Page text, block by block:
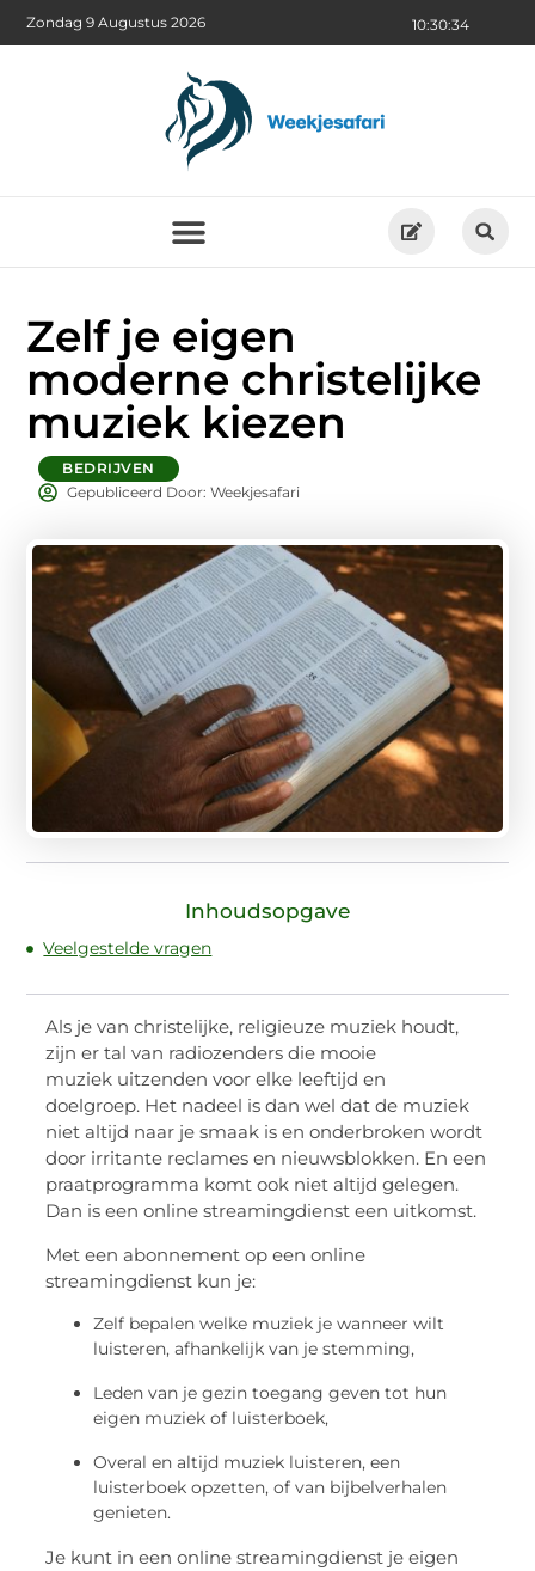
10:30:36
Zondag 9 Augustus 2026
Zelf je eigen
moderne christelijke
muziek kiezen
BEDRIJVEN
Gepubliceerd Door: Weekjesafari
Inhoudsopgave
Veelgestelde vragen
Als je van christelijke, religieuze muziek houdt,
zijn er tal van radiozenders die mooie
muziek uitzenden voor elke leeftijd en
doelgroep. Het nadeel is dan wel dat de muziek
niet altijd naar je smaak is en onderbroken wordt
door irritante reclames en nieuwsblokken. En een
praatprogramma komt ook niet altijd gelegen.
Dan is een online streamingdienst een uitkomst.
Met een abonnement op een online
streamingdienst kun je:
Zelf bepalen welke muziek je wanneer wilt
luisteren, afhankelijk van je stemming,
Leden van je gezin toegang geven tot hun
eigen muziek of luisterboek,
Overal en altijd muziek luisteren, een
luisterboek opzetten, of van bijbelverhalen
genieten.
Je kunt in een online streamingdienst je eigen